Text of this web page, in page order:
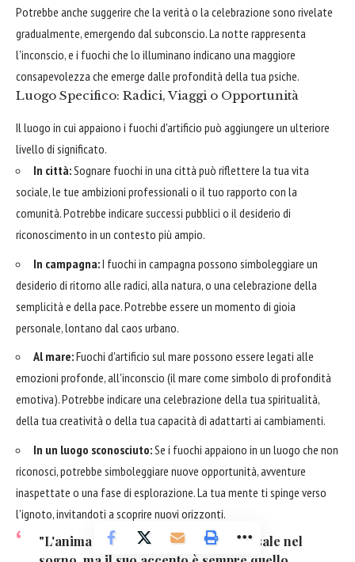
Potrebbe anche suggerire che la verità o la celebrazione sono rivelate
gradualmente, emergendo dal subconscio. La notte rappresenta
l'inconscio, e i fuochi che lo illuminano indicano una maggiore
consapevolezza che emerge dalle profondità della tua psiche.
Luogo Specifico: Radici, Viaggi o Opportunità
Il luogo in cui appaiono i fuochi d'artificio può aggiungere un ulteriore
livello di significato.
In città:Sognare fuochi in una città può riflettere la tua vita
sociale, le tue ambizioni professionali o il tuo rapporto con la
comunità. Potrebbe indicare successi pubblici o il desiderio di
riconoscimento in un contesto più ampio.
In campagna:I fuochi in campagna possono simboleggiare un
desiderio di ritorno alle radici, alla natura, o una celebrazione della
semplicità e della pace. Potrebbe essere un momento di gioia
personale, lontano dal caos urbano.
Al mare:Fuochi d'artificio sul mare possono essere legati alle
emozioni profonde, all'inconscio (il mare come simbolo di profondità
emotiva). Potrebbe indicare una celebrazione della tua spiritualità,
della tua creatività o della tua capacità di adattarti ai cambiamenti.
In un luogo sconosciuto:Se i fuochi appaiono in un luogo che non
riconosci, potrebbe simboleggiare nuove opportunità, avventure
inaspettate o una fase di esplorazione. La tua mente ti spinge verso
l'ignoto, invitandoti a scoprire nuovi orizzonti.
"L'anima parla un linguaggio universale nel